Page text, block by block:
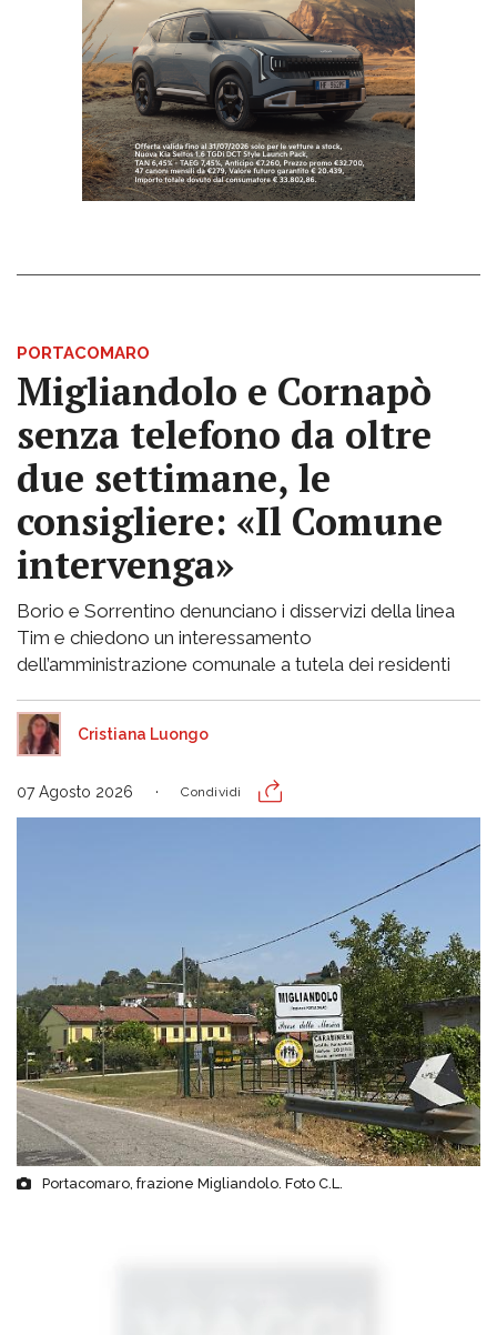
PORTACOMARO
Migliandolo e Cornapò
senza telefono da oltre
due settimane, le
consigliere: «Il Comune
intervenga»
Borio e Sorrentino denunciano i disservizi della linea
Tim e chiedono un interessamento
dell’amministrazione comunale a tutela dei residenti
Cristiana Luongo
07 Agosto 2026 Condividi
Portacomaro, frazione Migliandolo. Foto C.L.